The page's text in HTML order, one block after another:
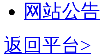
网站公告
返回平台>